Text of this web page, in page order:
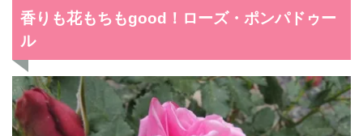
香りも花もちもgood！ローズ・ポンパドゥー
ル